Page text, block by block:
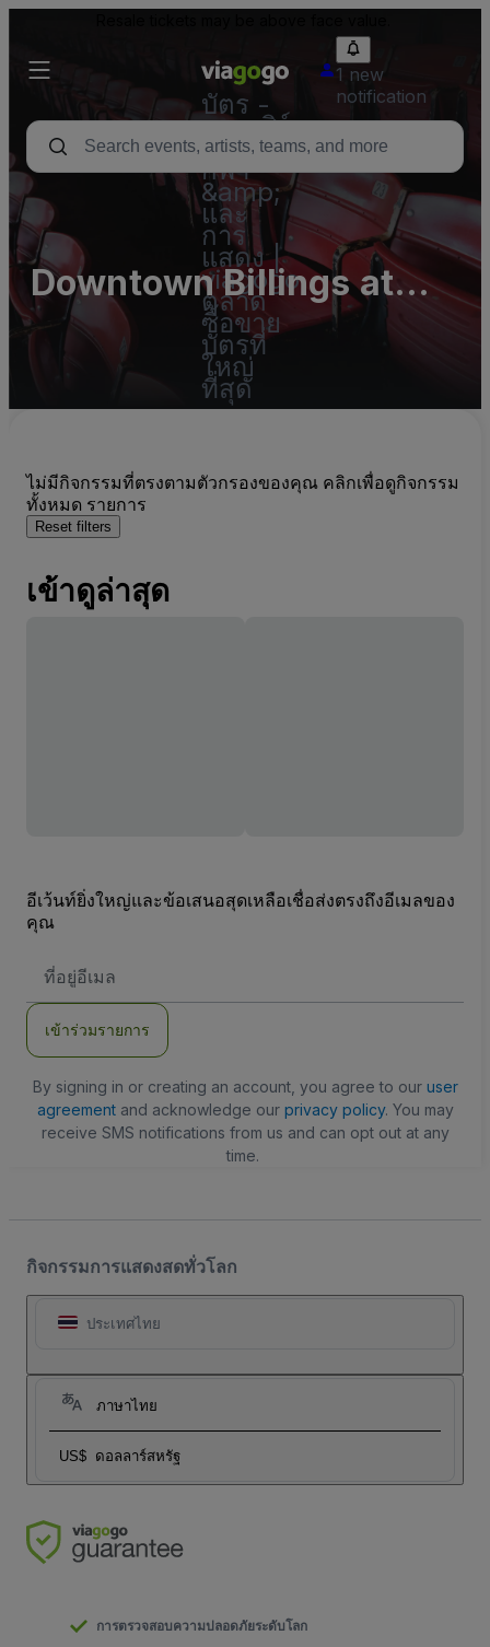
บัตร -
คอนเสิร์ต
บัตร
กีฬา
&amp;
และ
การ
แสดง |
viagogo
ตลาด
ซื้อขาย
บัตรที่
ใหญ่
ที่สุด
1 new
notification
Downtown Billings at
South Park
ไม่มีกิจกรรมที่ตรงตามตัวกรองของคุณ คลิกเพื่อดูกิจกรรม
ทั้งหมด รายการ
Reset filters
เข้าดูล่าสุด
อีเว้นท์ยิ่งใหญ่และข้อเสนอสุดเหลือเชื่อส่งตรงถึงอีเมลของ
คุณ
อยู่
เข้าร่วมรายการ
By signing in or creating an account, you agree to our user
agreementand acknowledge our privacy policy. You may
receive SMS notifications from us and can opt out at any
time.
กิจกรรมการแสดงสดทั่วโลก
ประเทศไทย
ภาษาไทย
US$ ดอลลาร์สหรัฐ
การตรวจสอบความปลอดภัยระดับโลก